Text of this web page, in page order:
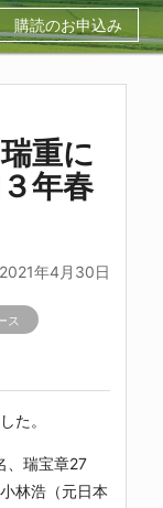
購読のお申込み
重に
年春
2021年4月30日
ス
た。
、瑞宝章27
林浩（元日本